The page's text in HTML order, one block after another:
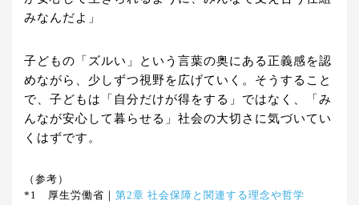
みなんだよ」
子どもの「ズルい」という言葉の奥にある正義感を認
めながら、少しずつ視野を広げていく。そうすること
で、子どもは「自分だけが得をする」ではなく、「み
んなが安心して暮らせる」社会の大切さに気づいてい
くはずです。
（参考）
*1 厚生労働省｜ 第2章 社会保障と関連する理念や哲学